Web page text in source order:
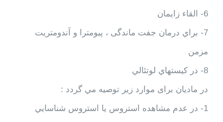
6- القاء زايمان
7- براي درمان جفت ماندگی ، پيومترا و آندومتريت
مزمن
8- در كيستهاي لوتئالي
در ماديان برای موارد زير توصيه مي گردد :
1- در عدم مشاهده استروس يا استروس شناسايي